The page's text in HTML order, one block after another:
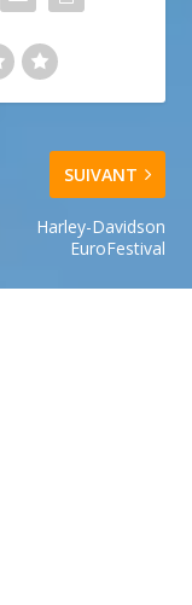
SUIVANT
Harley-Davidson
EuroFestival